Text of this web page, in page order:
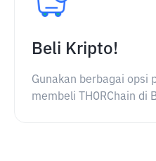
Beli Kripto!
Gunakan berbagai opsi
membeli THORChain di